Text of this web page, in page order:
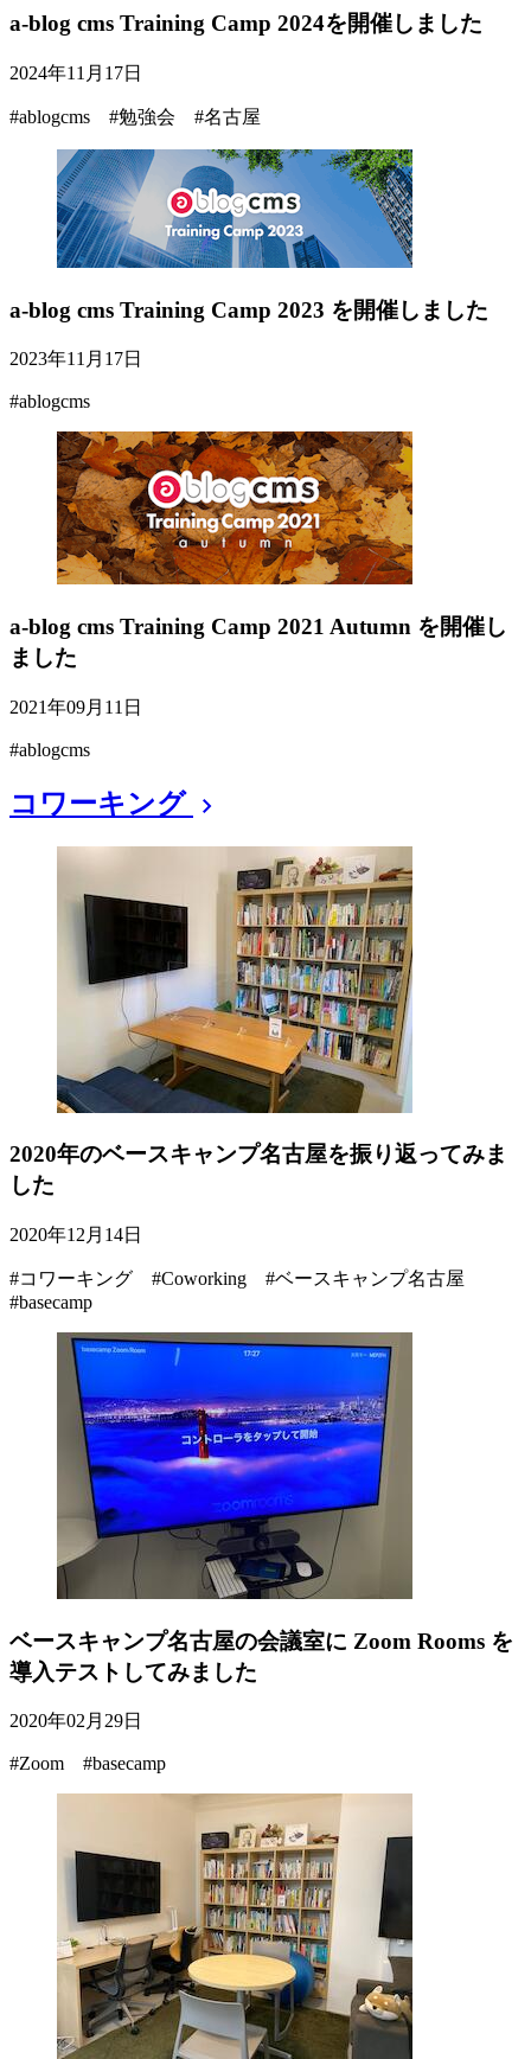
a-blog cms Training Camp 2024を開催しました
2024年11月17日
#ablogcms #勉強会 #名古屋
a-blog cms Training Camp 2023 を開催しました
2023年11月17日
#ablogcms
a-blog cms Training Camp 2021 Autumn を開催し
ました
2021年09月11日
#ablogcms
コワーキング chevron_right
2020年のベースキャンプ名古屋を振り返ってみま
した
2020年12月14日
#コワーキング #Coworking #ベースキャンプ名古屋
#basecamp
ベースキャンプ名古屋の会議室に Zoom Rooms を
導入テストしてみました
2020年02月29日
#Zoom #basecamp